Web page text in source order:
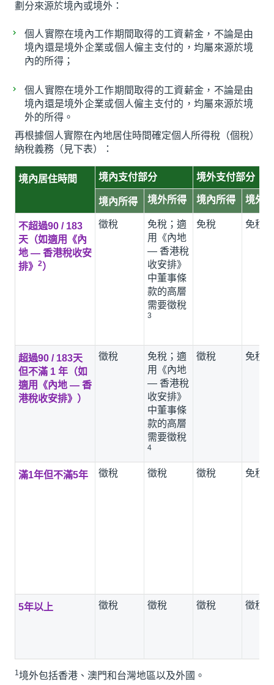
劃分來源於境內或境外：
個人實際在境內工作期間取得的工資薪金，不論是由
境內還是境外企業或個人僱主支付的，均屬來源於境
內的所得；
個人實際在境外工作期間取得的工資薪金，不論是由
境內還是境外企業或個人僱主支付的，均屬來源於境
外的所得。
再根據個人實際在內地居住時間確定個人所得稅（個稅）
納稅義務（見下表）：
境內居住時間 境內支付部分 境外支付部分
境內所得 境外所得 境內所得 境外
不超過90 / 183
天（如適用《內
地 — 香港稅收安
排》 2）
徵稅
免稅；適
用《內地
— 香港稅
收安排》
中董事條
款的高層
需要徵稅
3
免稅 免稅
超過90 / 183天
但不滿 1 年（如
適用《內地 — 香
港稅收安排》）
徵稅
免稅；適
用《內地
— 香港稅
收安排》
中董事條
款的高層
需要徵稅
4
徵稅 免稅
滿1年但不滿5年 徵稅 徵稅 徵稅 免稅
5年以上 徵稅 徵稅 徵稅 徵稅
1境外包括香港、澳門和台灣地區以及外國。